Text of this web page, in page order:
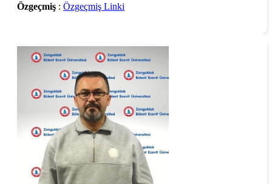
Özgeçmiş : Özgeçmiş Linki